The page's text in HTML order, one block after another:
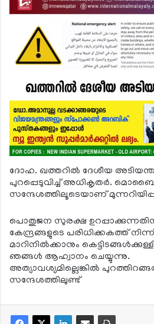
ദോഹ. ഖത്തറില്‍ ദേശീയ
പുറപ്പെടുവിച്ച് അധികൃതര്‍.
സന്ദേശത്തിലൂടെയാണ്
പൊതുജന സുരക്ഷ
കേന്ദ്രങ്ങളുടെ പരിധിക്കകത്ത്
മാറിനില്‍ക്കാനും
ഞങ്ങള്‍ ആഹ്വാനം ചെയ്യുന്നു.
അത്യാവശ്യമില്ലെങ്കില്‍
സന്ദേശത്തിലുണ്ട്